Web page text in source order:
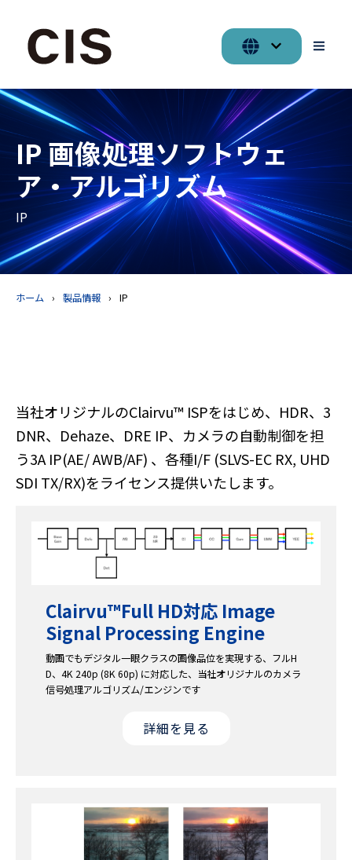
IP 画像処理ソフトウェ
ア・アルゴリズム
IP
ホーム 製品情報 IP
当社オリジナルのClairvu™ ISPをはじめ、HDR、3
DNR、Dehaze、DRE IP、カメラの自動制御を担
う3A IP(AE/ AWB/AF) 、各種I/F (SLVS-EC RX, UHD
SDI TX/RX)をライセンス提供いたします。
Clairvu™Full HD対応 Image
Signal Processing Engine
動画でもデジタル一眼クラスの画像品位を実現する、フルH
D、4K 240p (8K 60p) に対応した、当社オリジナルのカメラ
信号処理アルゴリズム/エンジンです
詳細を見る